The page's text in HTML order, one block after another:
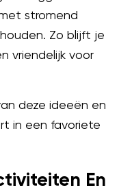
stromend
Zo blijft je
vriendelijk voor
deze ideeën en
in een favoriete
En